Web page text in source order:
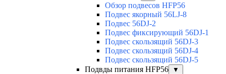
Обзор подвесов HFP56
Подвес якорный 56LJ-8
Подвес 56DJ-2
Подвес фиксирующий 56DJ-1
Подвес скользящий 56DJ-3
Подвес скользящий 56DJ-4
Подвес скользящий 56DJ-5
Подвды питания HFP56
▼